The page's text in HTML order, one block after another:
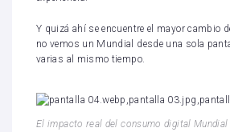
Y quizá ahí se encuentre el mayor cambio
no vemos un Mundial desde una sola
varias al mismo tiempo.
El impacto real del consumo digital